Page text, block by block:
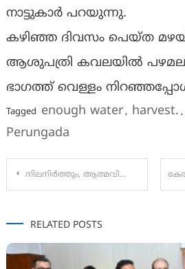
നാട്ടുകാർ പറയുന്നു.
കഴിഞ്ഞ ദിവസം പെയ്ത
ആശുപത്രി കവലയിൽ പഴമല
ഭാഗത്ത് വെള്ളം
Tagged enough water, harvest. ,
Perungada
Post
നിലനിർത്തും, ആത്മവിശ്വാസം പ്രകടിപ്പിച്ച് അമിത് ഷാ, തിരിച്ചടിച്ച് രാഹുൽ
RELATED POSTS